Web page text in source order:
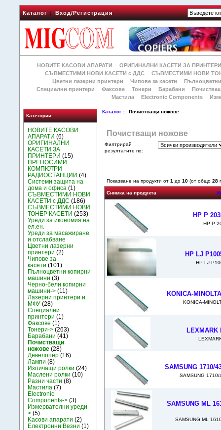
Каталог|Вход/Регистрация
НОВИТЕ КАСОВИ АПАРАТИ
ОРИГИНАЛНИ КАСЕТИ ЗА
СЪВМЕСТИМИ НОВИ КАСЕТИ с ДДС
СЪВМЕСТИМИ НОВИ
Цветни лазерни принтери
Чипове за касети
Специални принтери
Факсове Тонери Барабани
Мастила
Electronic Components
Категории
НОВИТЕ КАСОВИ
АПАРАТИ (6)
ОРИГИНАЛНИ
КАСЕТИ ЗА
ПРИНТЕРИ (15)
ПРЕНОСИМИ
КОМПЮТРИ
РАДИОСТАНЦИИ (4)
Системи защита на
дома и офиса (1)
СЪВМЕСТИМИ НОВИ
КАСЕТИ с ДДС (186)
СЪВМЕСТИМИ НОВИ
ТОНЕР КАСЕТИ (253)
Уреди за икономия на
ел.ен.
Уреди за масажиране
и отслабване
Цветни лазерни
принтери (2)
Чипове за
касети (101)
Пълноцветни копирни
машини (3)
Черно-бели копирни
машини-> (11)
Лазерни принтери и
МФУ (28)
Специални
принтери (1)
Факсове (1)
Тонери-> (263)
Барабани (41)
Почистващи
ножове (28)
Девелопер (16)
Лампи (8)
Изпичащи ролки (24)
Маслени ролки (10)
Разни части (8)
Мастила (7)
Electronic
Components-> (3)
Измервателни уреди-
> (5)
Kасови апарати (2)
Електронни Везни (1)
Каталог :: Почистващи ножове
Почистващи ножове
Филтрирай
резултатите по:
Показване на продукти от 1 до 10(от общо 28
Снимка на продукта
HP P
HP P
HP LJ
HP LJ
KONICA-
KONICA-
SAMSUNG 1710/
SAMSUNG
SAMSUNG ML
SAMSUNG ML